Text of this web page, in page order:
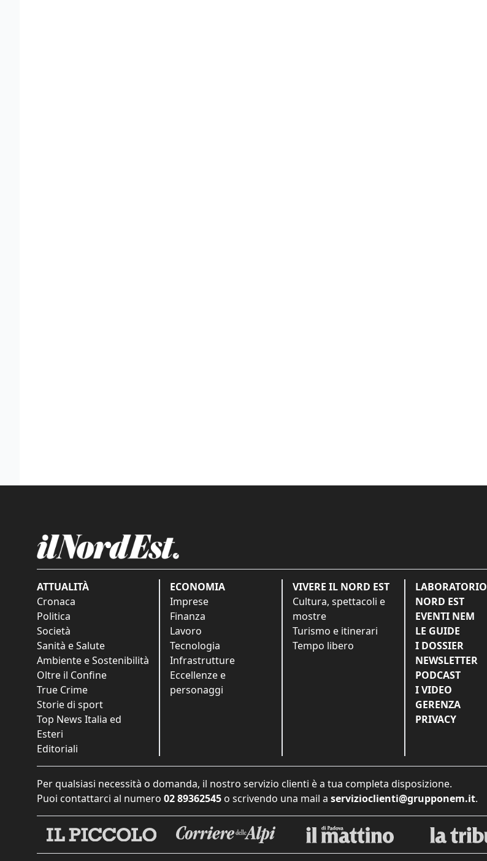
ATTUALITÀ
Cronaca
Politica
Società
Sanità e Salute
Ambiente e Sostenibilità
Oltre il Confine
True Crime
Storie di sport
Top News Italia ed
Esteri
Editoriali
ECONOMIA
Imprese
Finanza
Lavoro
Tecnologia
Infrastrutture
Eccellenze e
personaggi
VIVERE IL NORD EST
Cultura, spettacoli e
mostre
Turismo e itinerari
Tempo libero
LABORATORIO
NORD EST
EVENTI NEM
LE GUIDE
I DOSSIER
NEWSLETTER
PODCAST
I VIDEO
GERENZA
PRIVACY
Per qualsiasi necessità o domanda, il nostro servizio clienti è a tua completa disposizione.
Puoi contattarci al numero 02 89362545 o scrivendo una mail a servizioclienti@grupponem.it.